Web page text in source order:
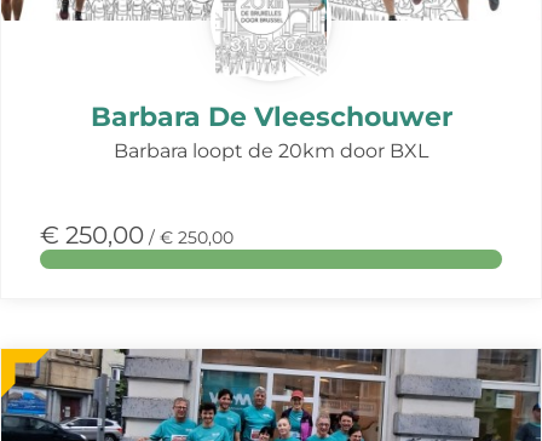
Barbara De Vleeschouwer
Barbara loopt de 20km door BXL
€ 250,00 / € 250,00
Meer
over
deze
actie